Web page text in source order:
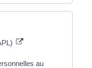
au